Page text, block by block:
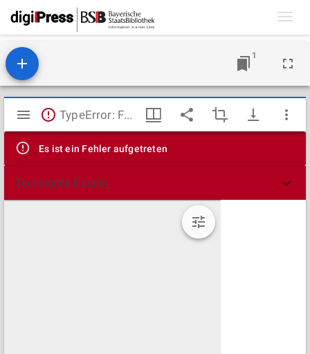
1
Mirador
Viewer
TypeError: Failed to fetch
Es ist ein Fehler aufgetreten
Technische Details